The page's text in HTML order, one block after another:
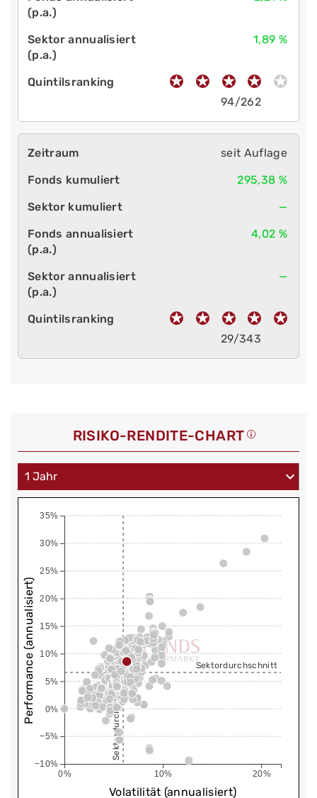
1,89 %
94/262
seit Auflage
295,38 %
—
4,02 %
—
29/343
RISIKO-RENDITE-CHART
0% 10% 20%
−10%
−5%
0%
5%
10%
15%
20%
25%
30%
35%
Sektordurchschnitt
Sektordurchschnitt
Volatilität (annualisiert)
Performance (annualisiert)